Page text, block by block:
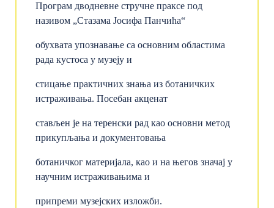
Програм дводневне стручне праксе под
називом „Стазама Јосифа Панчића“
обухвата упознавање са основним областима
рада кустоса у музеју и
стицање практичних знања из ботаничких
истраживања. Посебан акценат
стављен је на теренски рад као основни метод
прикупљања и документовања
ботаничког материјала, као и на његов значај у
научним истраживањима и
припреми музејских изложби.